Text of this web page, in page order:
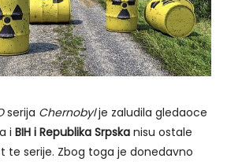
serija Chernobylje zaludila gledaoce
i BIH i Republika Srpska nisu ostale
te serije. Zbog toga je donedavno